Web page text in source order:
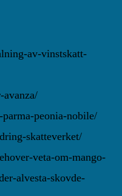
av-vinstskatt-
avanza/
peonia-nobile/
skatteverket/
veta-om-mango-
alvesta-skovde-